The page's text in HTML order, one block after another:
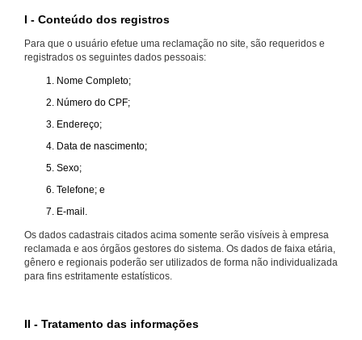
I - Conteúdo dos registros
Para que o usuário efetue uma reclamação no site, são requeridos e
registrados os seguintes dados pessoais:
Nome Completo;
Número do CPF;
Endereço;
Data de nascimento;
Sexo;
Telefone; e
E-mail.
Os dados cadastrais citados acima somente serão visíveis à empresa
reclamada e aos órgãos gestores do sistema. Os dados de faixa etária,
gênero e regionais poderão ser utilizados de forma não individualizada
para fins estritamente estatísticos.
II - Tratamento das informações